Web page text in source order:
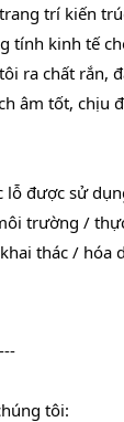
trí kiến
tính kinh tế
ra chất rắn,
âm tốt, chịu
lỗ được sử
trường /
thác / hóa
tôi: